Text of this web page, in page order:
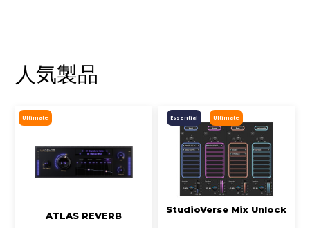
人気製品
Ultimate
ATLAS REVERB
Ultimate
Essential
StudioVerse Mix Unlock